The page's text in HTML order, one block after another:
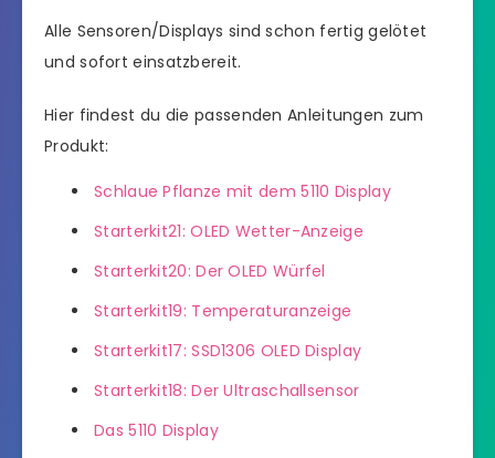
Alle Sensoren/Displays sind schon fertig gelötet
und sofort einsatzbereit.
Hier findest du die passenden Anleitungen zum
Produkt:
Schlaue Pflanze mit dem 5110 Display
Starterkit21: OLED Wetter-Anzeige
Starterkit20: Der OLED Würfel
Starterkit19: Temperaturanzeige
Starterkit17: SSD1306 OLED Display
Starterkit18: Der Ultraschallsensor
Das 5110 Display